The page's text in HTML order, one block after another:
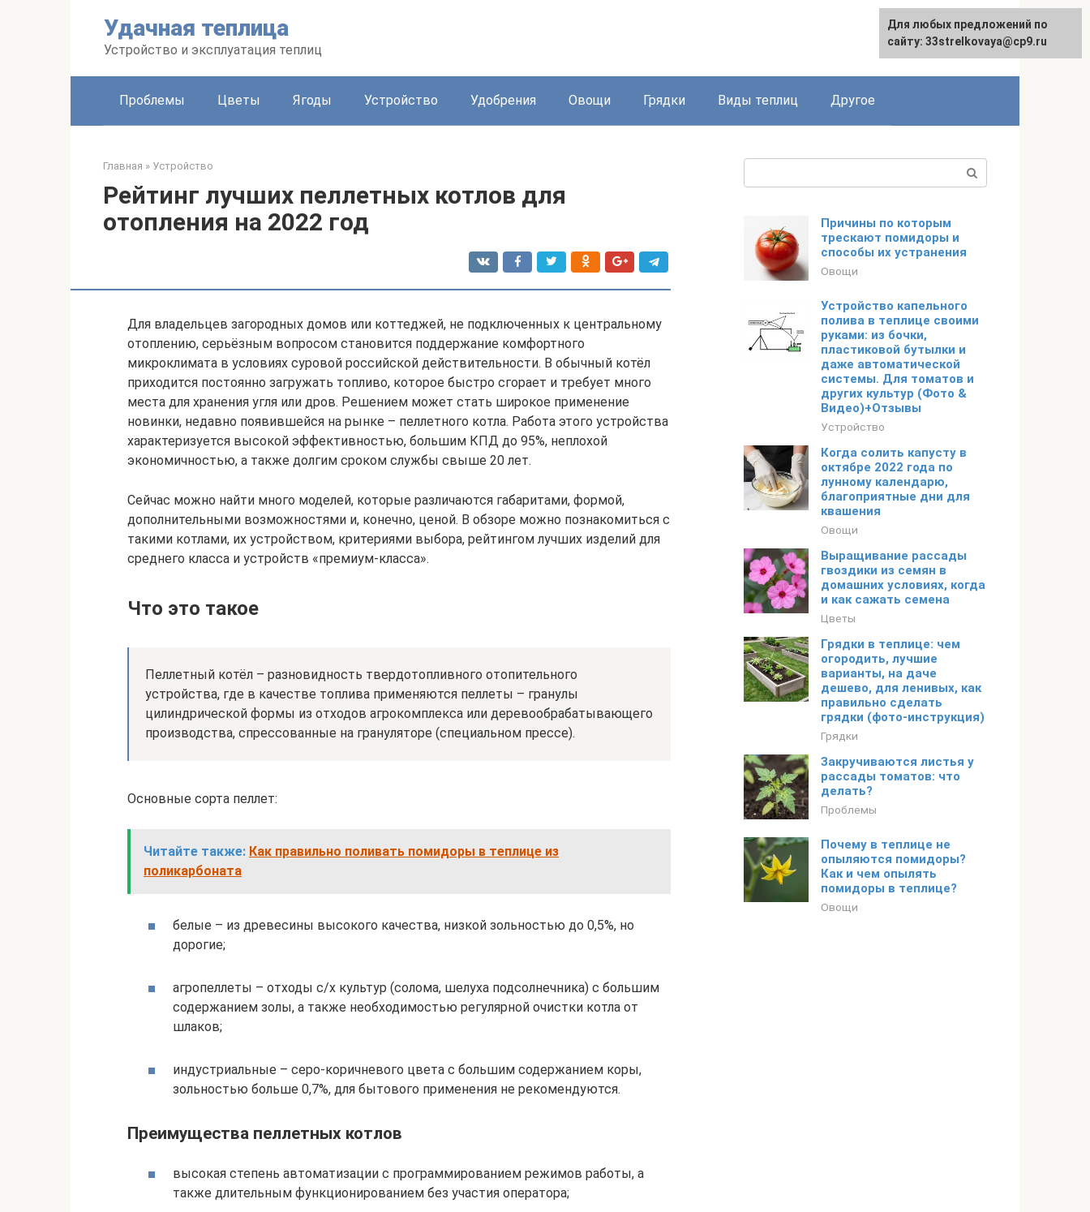
Удачная теплица
Устройство и эксплуатация теплиц
Проблемы Цветы Ягоды Устройство Удобрения Овощи Грядки Виды теплиц Другое
Главная » Устройство
Рейтинг лучших пеллетных котлов для
отопления на 2022 год
Для владельцев загородных домов или коттеджей, не подключенных к центральному
отоплению, серьёзным вопросом становится поддержание комфортного
микроклимата в условиях суровой российской действительности. В обычный котёл
приходится постоянно загружать топливо, которое быстро сгорает и требует много
места для хранения угля или дров. Решением может стать широкое применение
новинки, недавно появившейся на рынке – пеллетного котла. Работа этого устройства
характеризуется высокой эффективностью, большим КПД до 95%, неплохой
экономичностью, а также долгим сроком службы свыше 20 лет.
Сейчас можно найти много моделей, которые различаются габаритами, формой,
дополнительными возможностями и, конечно, ценой. В обзоре можно познакомиться с
такими котлами, их устройством, критериями выбора, рейтингом лучших изделий для
среднего класса и устройств «премиум-класса».
Что это такое
Пеллетный котёл – разновидность твердотопливного отопительного
устройства, где в качестве топлива применяются пеллеты – гранулы
цилиндрической формы из отходов агрокомплекса или деревообрабатывающего
производства, спрессованные на грануляторе (специальном прессе).
Основные сорта пеллет:
Читайте также: Как правильно поливать помидоры в теплице из
поликарбоната
белые – из древесины высокого качества, низкой зольностью до 0,5%, но
дорогие;
агропеллеты – отходы с/х культур (солома, шелуха подсолнечника) с большим
содержанием золы, а также необходимостью регулярной очистки котла от
шлаков;
индустриальные – серо-коричневого цвета с большим содержанием коры,
зольностью больше 0,7%, для бытового применения не рекомендуются.
Преимущества пеллетных котлов
высокая степень автоматизации с программированием режимов работы, а
также длительным функционированием без участия оператора;
Причины по которым
трескают помидоры и
способы их устранения
Овощи
Устройство капельного
полива в теплице своими
руками: из бочки,
пластиковой бутылки и
даже автоматической
системы. Для томатов и
других культур (Фото &
Видео)+Отзывы
Устройство
Когда солить капусту в
октябре 2022 года по
лунному календарю,
благоприятные дни для
квашения
Овощи
Выращивание рассады
гвоздики из семян в
домашних условиях, когда
и как сажать семена
Цветы
Грядки в теплице: чем
огородить, лучшие
варианты, на даче
дешево, для ленивых, как
правильно сделать
грядки (фото-инструкция)
Грядки
Закручиваются листья у
рассады томатов: что
делать?
Проблемы
Почему в теплице не
опыляются помидоры?
Как и чем опылять
помидоры в теплице?
Овощи
Для любых предложений по
сайту: 33strelkovaya@cp9.ru